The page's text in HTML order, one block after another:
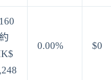
0.00% $0